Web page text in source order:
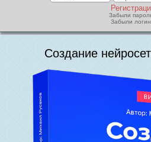
Забыли
Забыли
Создание